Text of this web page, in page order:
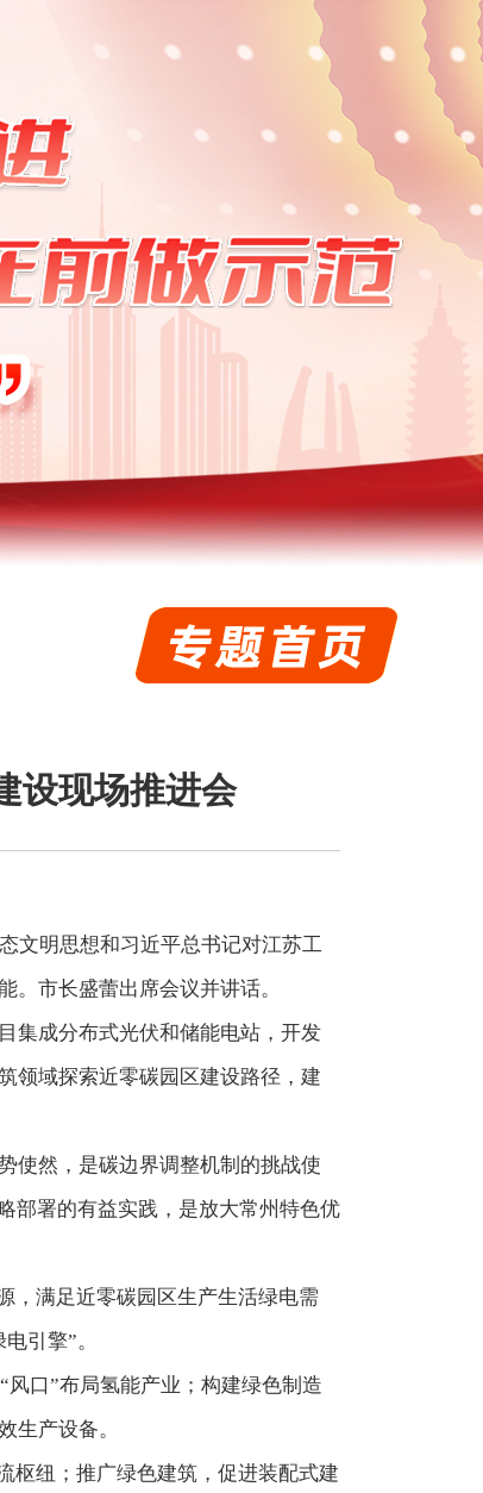
设现场推进会
文明思想和习近平总书记对江苏工
市长盛蕾出席会议并讲话。
集成分布式光伏和储能电站，开发
领域探索近零碳园区建设路径，建
使然，是碳边界调整机制的挑战使
部署的有益实践，是放大常州特色优
，满足近零碳园区生产生活绿电需
引擎”。
口”布局氢能产业；构建绿色制造
生产设备。
枢纽；推广绿色建筑，促进装配式建